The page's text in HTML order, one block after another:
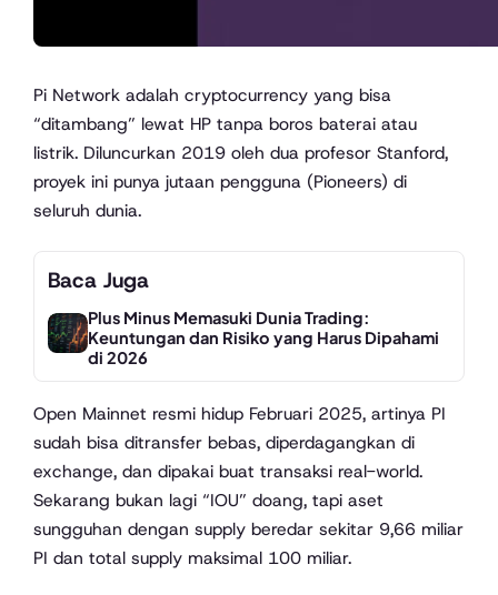
Pi Network adalah cryptocurrency yang bisa
“ditambang” lewat HP tanpa boros baterai atau
listrik. Diluncurkan 2019 oleh dua profesor Stanford,
proyek ini punya jutaan pengguna (Pioneers) di
seluruh dunia.
Baca Juga
Plus Minus Memasuki Dunia Trading:
Keuntungan dan Risiko yang Harus Dipahami
di 2026
Open Mainnet resmi hidup Februari 2025, artinya PI
sudah bisa ditransfer bebas, diperdagangkan di
exchange, dan dipakai buat transaksi real-world.
Sekarang bukan lagi “IOU” doang, tapi aset
sungguhan dengan supply beredar sekitar 9,66 miliar
PI dan total supply maksimal 100 miliar.